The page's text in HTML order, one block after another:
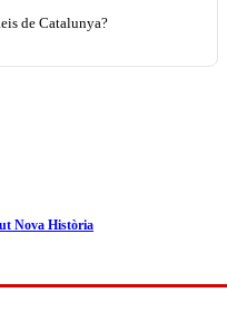
de Catalunya?
Nova Història